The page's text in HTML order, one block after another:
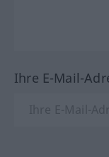
Ihre E-Mail-